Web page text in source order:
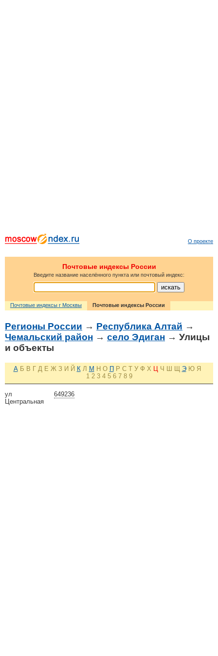
О проекте
Почтовые индексы России
Введите название населённого пункта или почтовый индекс:
Почтовые индексы г Москвы Почтовые индексы России
Регионы России → Республика Алтай →
Чемальский район → село Эдиган → Улицы
и объекты
А Б В Г Д Е Ж З И Й К Л М Н О П Р С Т У Ф Х Ц Ч Ш Щ Э Ю Я
1 2 3 4 5 6 7 8 9
649236
ул
Центральная